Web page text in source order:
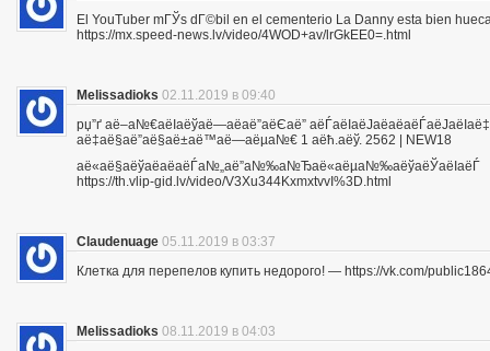
El YouTuber mГЎs dГ©bil en el cementerio La Danny esta bien
https://mx.speed-news.lv/video/4WOD+av/lrGkEE0=.html
Melissadioks 02.11.2019 в 09:40
рџ”ґ аё–а№€аёІаёўаё—аё­аё”аёЄаё”
аё‡аё§аё”аё§аё±аё™аё—аёµа№€ 1 аёћ.аёў. 2562 | NEW18
аё«аё§аёўаё­аё­аёЃа№„аё”а№‰а№Ђаё«аёµа№‰аёўаёЎаёІаёЃ
https://th.vlip-gid.lv/video/V3Xu344KxmxtvvI%3D.html
Claudenuage 05.11.2019 в 03:37
Клетка для перепелов купить недорого! — https://vk.com/
Melissadioks 08.11.2019 в 04:03